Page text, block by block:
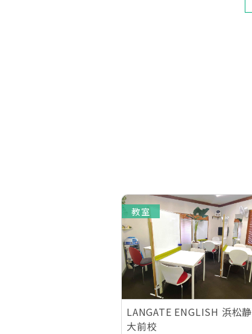
教室
LANGATE ENGLISH 浜松静
大前校